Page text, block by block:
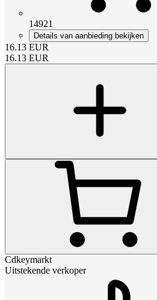
14921
Details van aanbieding bekijken
16.13 EUR
16.13 EUR
Cdkeymarkt
Uitstekende verkoper